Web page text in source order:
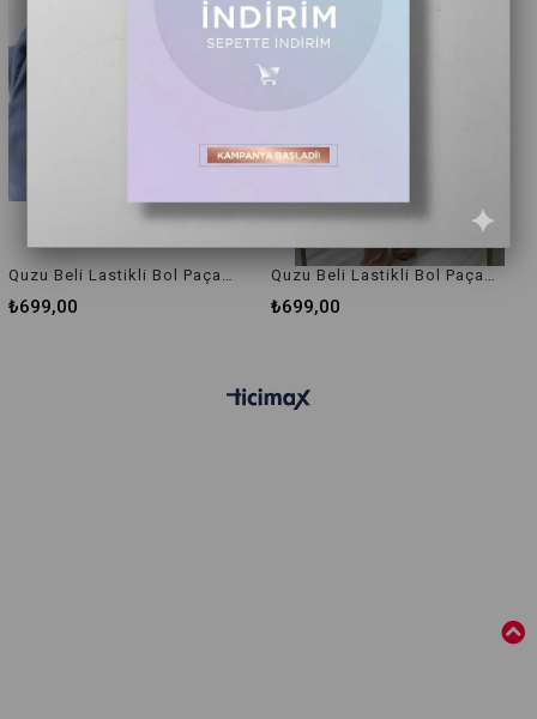
₺699,00 ₺699,00